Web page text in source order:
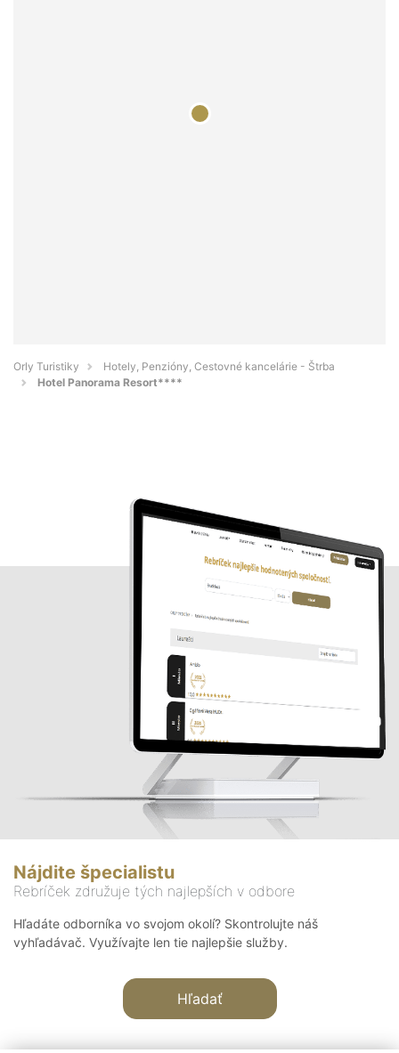
Orly Turistiky
Hotely, Penzióny, Cestovné kancelárie - Štrba
Hotel Panorama Resort****
Nájdite špecialistu
Rebríček združuje tých najlepších v odbore
Hľadáte odborníka vo svojom okolí? Skontrolujte náš
vyhľadávač. Využívajte len tie najlepšie služby.
Hľadať